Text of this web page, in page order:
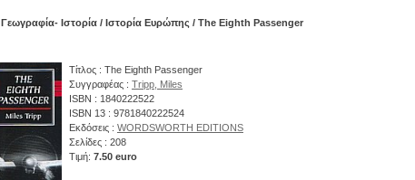
Γεωγραφία- Ιστορία / Ιστορία Ευρώπης / The Eighth Passenger
Τίτλος : The Eighth Passenger
Συγγραφέας : Tripp, Miles
ISBN : 1840222522
ISBN 13 : 9781840222524
Εκδόσεις : WORDSWORTH EDITIONS
Σελίδες : 208
Τιμή: 7.50 euro